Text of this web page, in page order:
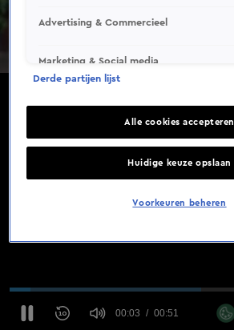
00:03 00:51
Advertising & Commercieel
Marketing & Social media
Derde partijen lijst
Alle cookies accepteren
Huidige keuze opslaan
Voorkeuren beheren